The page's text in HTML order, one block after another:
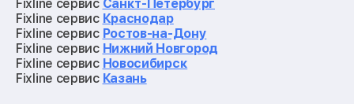
Ремонт материнских плат
Ремонт видеокарт
Ремонт кофемашин
Ремонт vr систем
Ремонт игровых приставок
Fixline сервис Санкт-Петербург
Fixline сервис Краснодар
Fixline сервис Ростов-на-Дону
Fixline сервис Нижний Новгород
Fixline сервис Новосибирск
Fixline сервис Казань